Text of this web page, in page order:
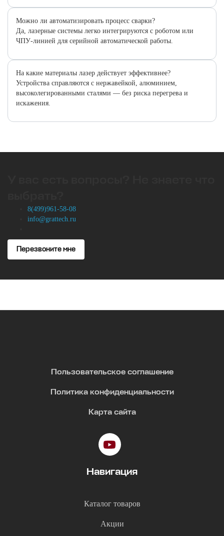
Можно ли автоматизировать процесс сварки?
Да, лазерные системы легко интегрируются с роботом или
ЧПУ-линией для серийной автоматической работы.
На какие материалы лазер действует эффективнее?
Устройства справляются с нержавейкой, алюминием,
высоколегированными сталями — без риска перегрева и
искажения.
8(499)961-58-08
info@grattech.ru
Перезвоните мне
Пользовательское соглашение
Политика конфиденциальности
Карта сайта
Навигация
Каталог товаров
Акции